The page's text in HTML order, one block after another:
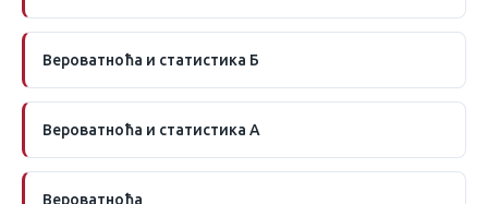
Вероватноћа и статистика Б
Вероватноћа и статистика А
Вероватноћа